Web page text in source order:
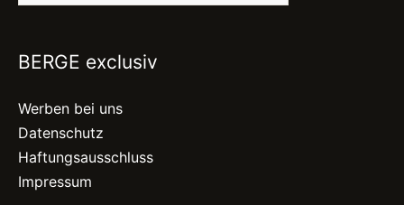
BERGE exclusiv
Werben bei uns
Datenschutz
Haftungsausschluss
Impressum